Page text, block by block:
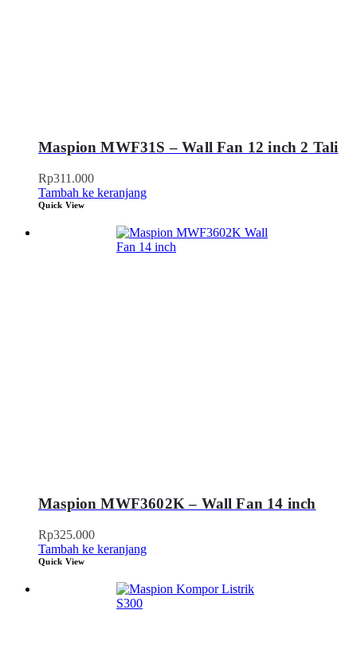
Maspion MWF31S – Wall Fan 12 inch 2 Tali
Rp311.000
Tambah ke keranjang
Quick View
Maspion MWF3602K – Wall Fan 14 inch
Rp325.000
Tambah ke keranjang
Quick View